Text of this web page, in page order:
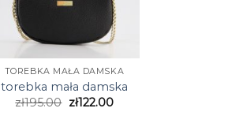
TOREBKA MAŁA DAMSKA
torebka mała damska
zł195.00 zł122.00